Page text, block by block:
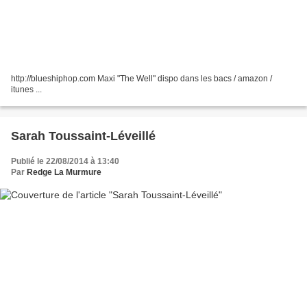
http://blueshiphop.com Maxi "The Well" dispo dans les bacs / amazon /
itunes ...
Sarah Toussaint-Léveillé
Publié le 22/08/2014 à 13:40
Par Redge La Murmure